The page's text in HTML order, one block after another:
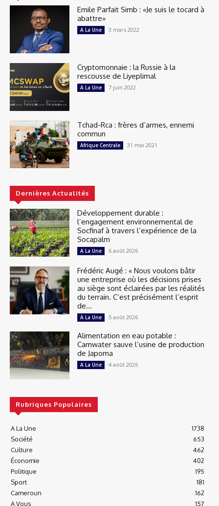
Emile Parfait Simb : «Je suis le tocard à
abattre»
A La Une 3 mars 2022
Cryptomonnaie : la Russie à la
rescousse de Liyeplimal
A La Une 7 juin 2022
Tchad-Rca : frères d’armes, ennemi
commun
Afrique Centrale 31 mai 2021
Dernières Actualités
Développement durable :
l’engagement environnemental de
Socfinaf à travers l’expérience de la
Socapalm
A La Une 6 août 2026
Frédéric Augé : « Nous voulons bâtir
une entreprise où les décisions prises
au siège sont éclairées par les réalités
du terrain. C’est précisément l’esprit
de...
A La Une 5 août 2026
Alimentation en eau potable :
Camwater sauve l’usine de production
de Japoma
A La Une 4 août 2026
Rubriques Populaires
A La Une
1738
Société
653
Culture
462
Économie
402
Politique
195
Sport
181
Cameroun
162
A Vous
157